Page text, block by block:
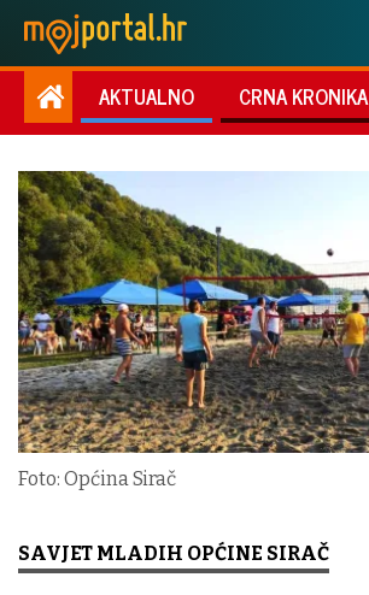
AKTUALNO CRNA KRONIKA
Foto: Općina Sirač
SAVJET MLADIH OPĆINE SIRAČ